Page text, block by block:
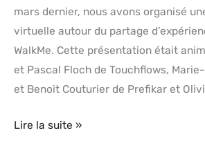
mars dernier, nous avons organisé
virtuelle autour du partage
WalkMe. Cette présentation était
et Pascal Floch de Touchflows,
et Benoit Couturier de Prefikar et
Lire la suite »